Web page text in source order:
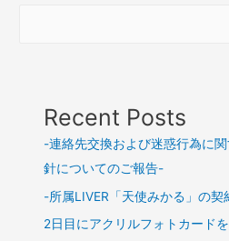
Recent Posts
-連絡先交換および迷惑行為に
針についてのご報告-
-所属LIVER「天使みかる」の
2日目にアクリルフォトカード